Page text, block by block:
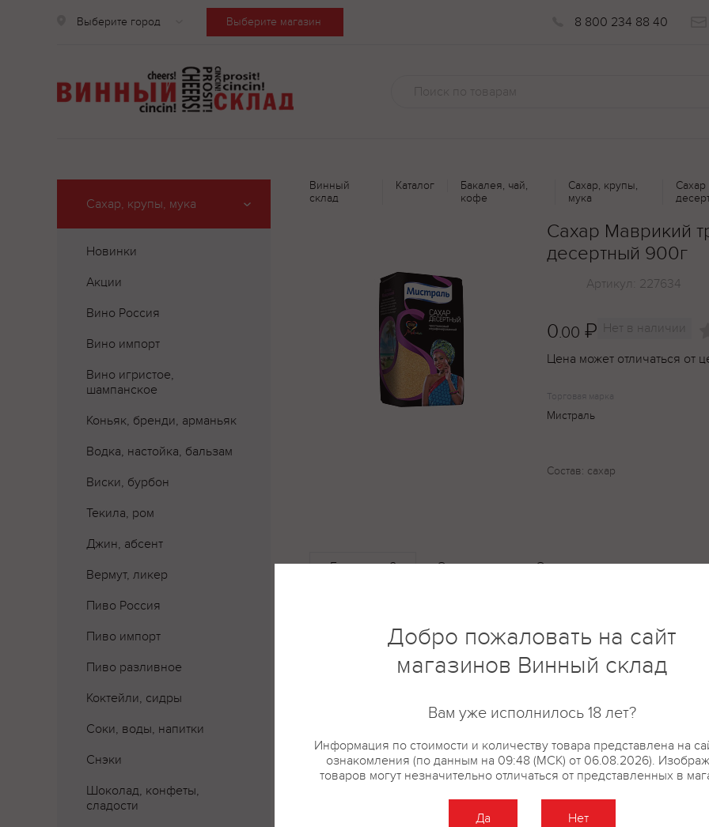
Выберите город Выберите магазин 8 800 234 88 40
Сахар, крупы, мука
Новинки
Акции
Вино Россия
Вино импорт
Вино игристое,
шампанское
Коньяк, бренди, арманьяк
Водка, настойка, бальзам
Виски, бурбон
Текила, ром
Джин, абсент
Вермут, ликер
Пиво Россия
Пиво импорт
Пиво разливное
Коктейли, сидры
Соки, воды, напитки
Снэки
Шоколад, конфеты,
сладости
Винный
склад
Каталог
Бакалея, чай,
кофе
Сахар, крупы,
мука
Сахар Маврикий
десертный 900г
Артикул: 227634
0.00 ₽ Нет в наличии
Цена может отличаться от
Торговая марка
Мистраль
Состав: сахар
Где купить? Описание Отзывы
Добро пожаловать на сайт
магазинов Винный склад
Вам уже исполнилось 18 лет?
Информация по стоимости и количеству товара представлена на
ознакомления (по данным на 09:48 (МСК) от 06.08.2026).
товаров могут незначительно отличаться от представленных в
Да Нет